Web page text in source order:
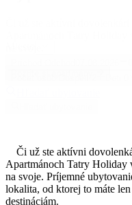
Či už ste aktívni
Apartmánoch Tatry Holiday
na svoje. Príjemné
lokalita, od ktorej to máte
destináciám.